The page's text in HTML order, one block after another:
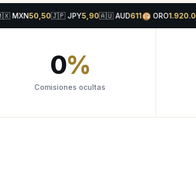
50,50🇯🇵 JPY5,90🇦🇺 AUD611 ORO1.920.000🇳🇴
0%
Comisiones ocultas